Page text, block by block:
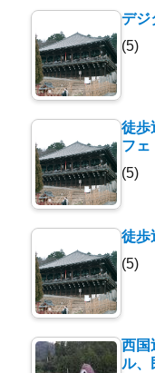
デジ
(5)
徒歩
フェ
(5)
徒歩
(5)
西国
ル、